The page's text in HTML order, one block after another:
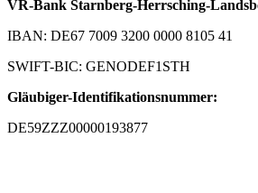
VR-Bank Starnberg-Herrsching-
IBAN: DE67 7009 3200 0000 8105 41
SWIFT-BIC: GENODEF1STH
Gläubiger-Identifikationsnummer:
DE59ZZZ00000193877